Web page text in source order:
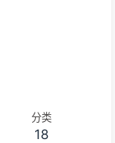
分类
18